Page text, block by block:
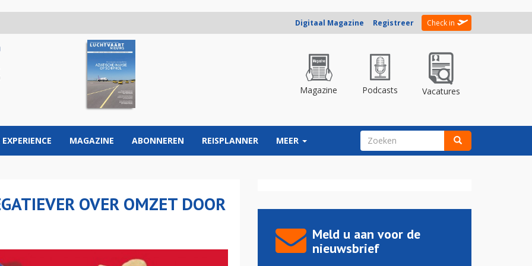
Digitaal Magazine Registreer Check in
Magazine Podcasts Vacatures
EXPERIENCE MAGAZINE ABONNEREN REISPLANNER MEER ZOEKVELD
OVER OMZET DOOR
Meld u aan voor de
nieuwsbrief